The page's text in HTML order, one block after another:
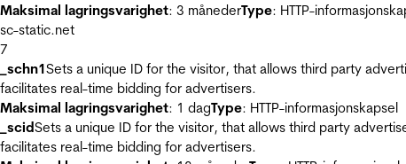
Maksimal lagringsvarighet: 3 månederType: HTTP-
sc-static.net
7
_schn1Sets a unique ID for the visitor, that allows third party
facilitates real-time bidding for advertisers.
Maksimal lagringsvarighet: 1 dagType: HTTP-informasjonskapsel
_scidSets a unique ID for the visitor, that allows third party
facilitates real-time bidding for advertisers.